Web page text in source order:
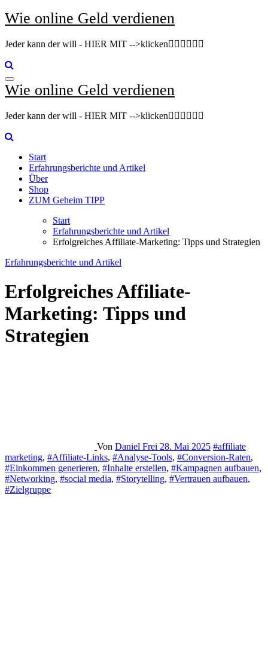
Zum
Inhalt
Wie online Geld verdienen
Jeder kann der will - HIER MIT -->klicken👇🏽👇🏽👇🏽
Wie online Geld verdienen
Jeder kann der will - HIER MIT -->klicken👇🏽👇🏽👇🏽
Start
Erfahrungsberichte und Artikel
Über
Shop
ZUM Geheim TIPP
Start
Erfahrungsberichte und Artikel
Erfolgreiches Affiliate-Marketing: Tipps und Strategien
Erfahrungsberichte und Artikel
Erfolgreiches Affiliate-
Marketing: Tipps und
Strategien
Von Daniel Frei 28. Mai 2025 #affiliate
marketing, #Affiliate-Links, #Analyse-Tools, #Conversion-Raten,
#Einkommen generieren, #Inhalte erstellen, #Kampagnen aufbauen,
#Networking, #social media, #Storytelling, #Vertrauen aufbauen,
#Zielgruppe